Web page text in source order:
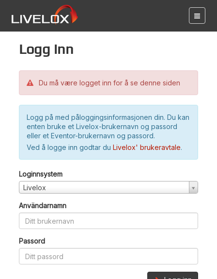
Logg inn
Du må være logget inn for å se denne siden
Logg på med påloggingsinformasjonen din. Du kan
enten bruke et Livelox-brukernavn og passord
eller et Eventor-brukernavn og passord.
Ved å logge inn godtar du Livelox' brukeravtale.
Loginnsystem
Livelox
Användarnamn
Passord